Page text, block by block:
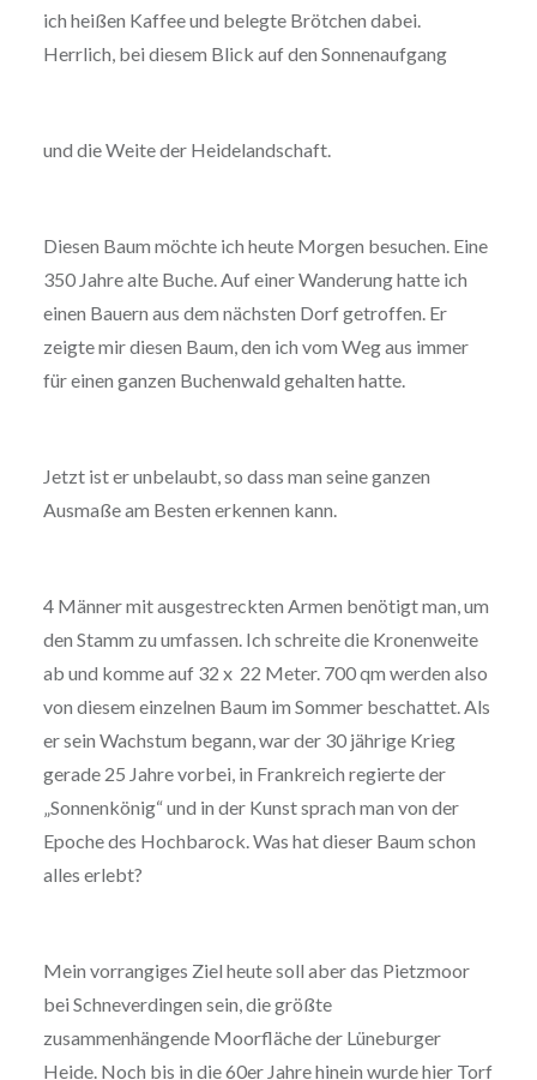
ich heißen Kaffee und belegte Brötchen dabei.
Herrlich, bei diesem Blick auf den Sonnenaufgang
und die Weite der Heidelandschaft.
Diesen Baum möchte ich heute Morgen besuchen. Eine
350 Jahre alte Buche. Auf einer Wanderung hatte ich
einen Bauern aus dem nächsten Dorf getroffen. Er
zeigte mir diesen Baum, den ich vom Weg aus immer
für einen ganzen Buchenwald gehalten hatte.
Jetzt ist er unbelaubt, so dass man seine ganzen
Ausmaße am Besten erkennen kann.
4 Männer mit ausgestreckten Armen benötigt man, um
den Stamm zu umfassen. Ich schreite die Kronenweite
ab und komme auf 32 x 22 Meter. 700 qm werden also
von diesem einzelnen Baum im Sommer beschattet. Als
er sein Wachstum begann, war der 30 jährige Krieg
gerade 25 Jahre vorbei, in Frankreich regierte der
„Sonnenkönig“ und in der Kunst sprach man von der
Epoche des Hochbarock. Was hat dieser Baum schon
alles erlebt?
Mein vorrangiges Ziel heute soll aber das Pietzmoor
bei Schneverdingen sein, die größte
zusammenhängende Moorfläche der Lüneburger
Heide. Noch bis in die 60er Jahre hinein wurde hier Torf